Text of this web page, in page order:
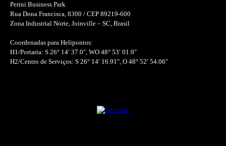
Perini Business Park
Rua Dona Francisca, 8300 / CEP 89219-600
Zona Industrial Norte, Joinville – SC, Brasil
Coordenadas para Helipontos:
H1/Portaria: S 26° 14′ 37.0″, WO 48° 53′ 01.9″
H2/Centro de Serviços: S 26° 14′ 16.91″, O 48° 52′ 54.06″